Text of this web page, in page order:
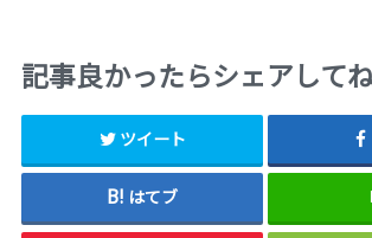
記事良かったらシェアして
ツイート
はてブ